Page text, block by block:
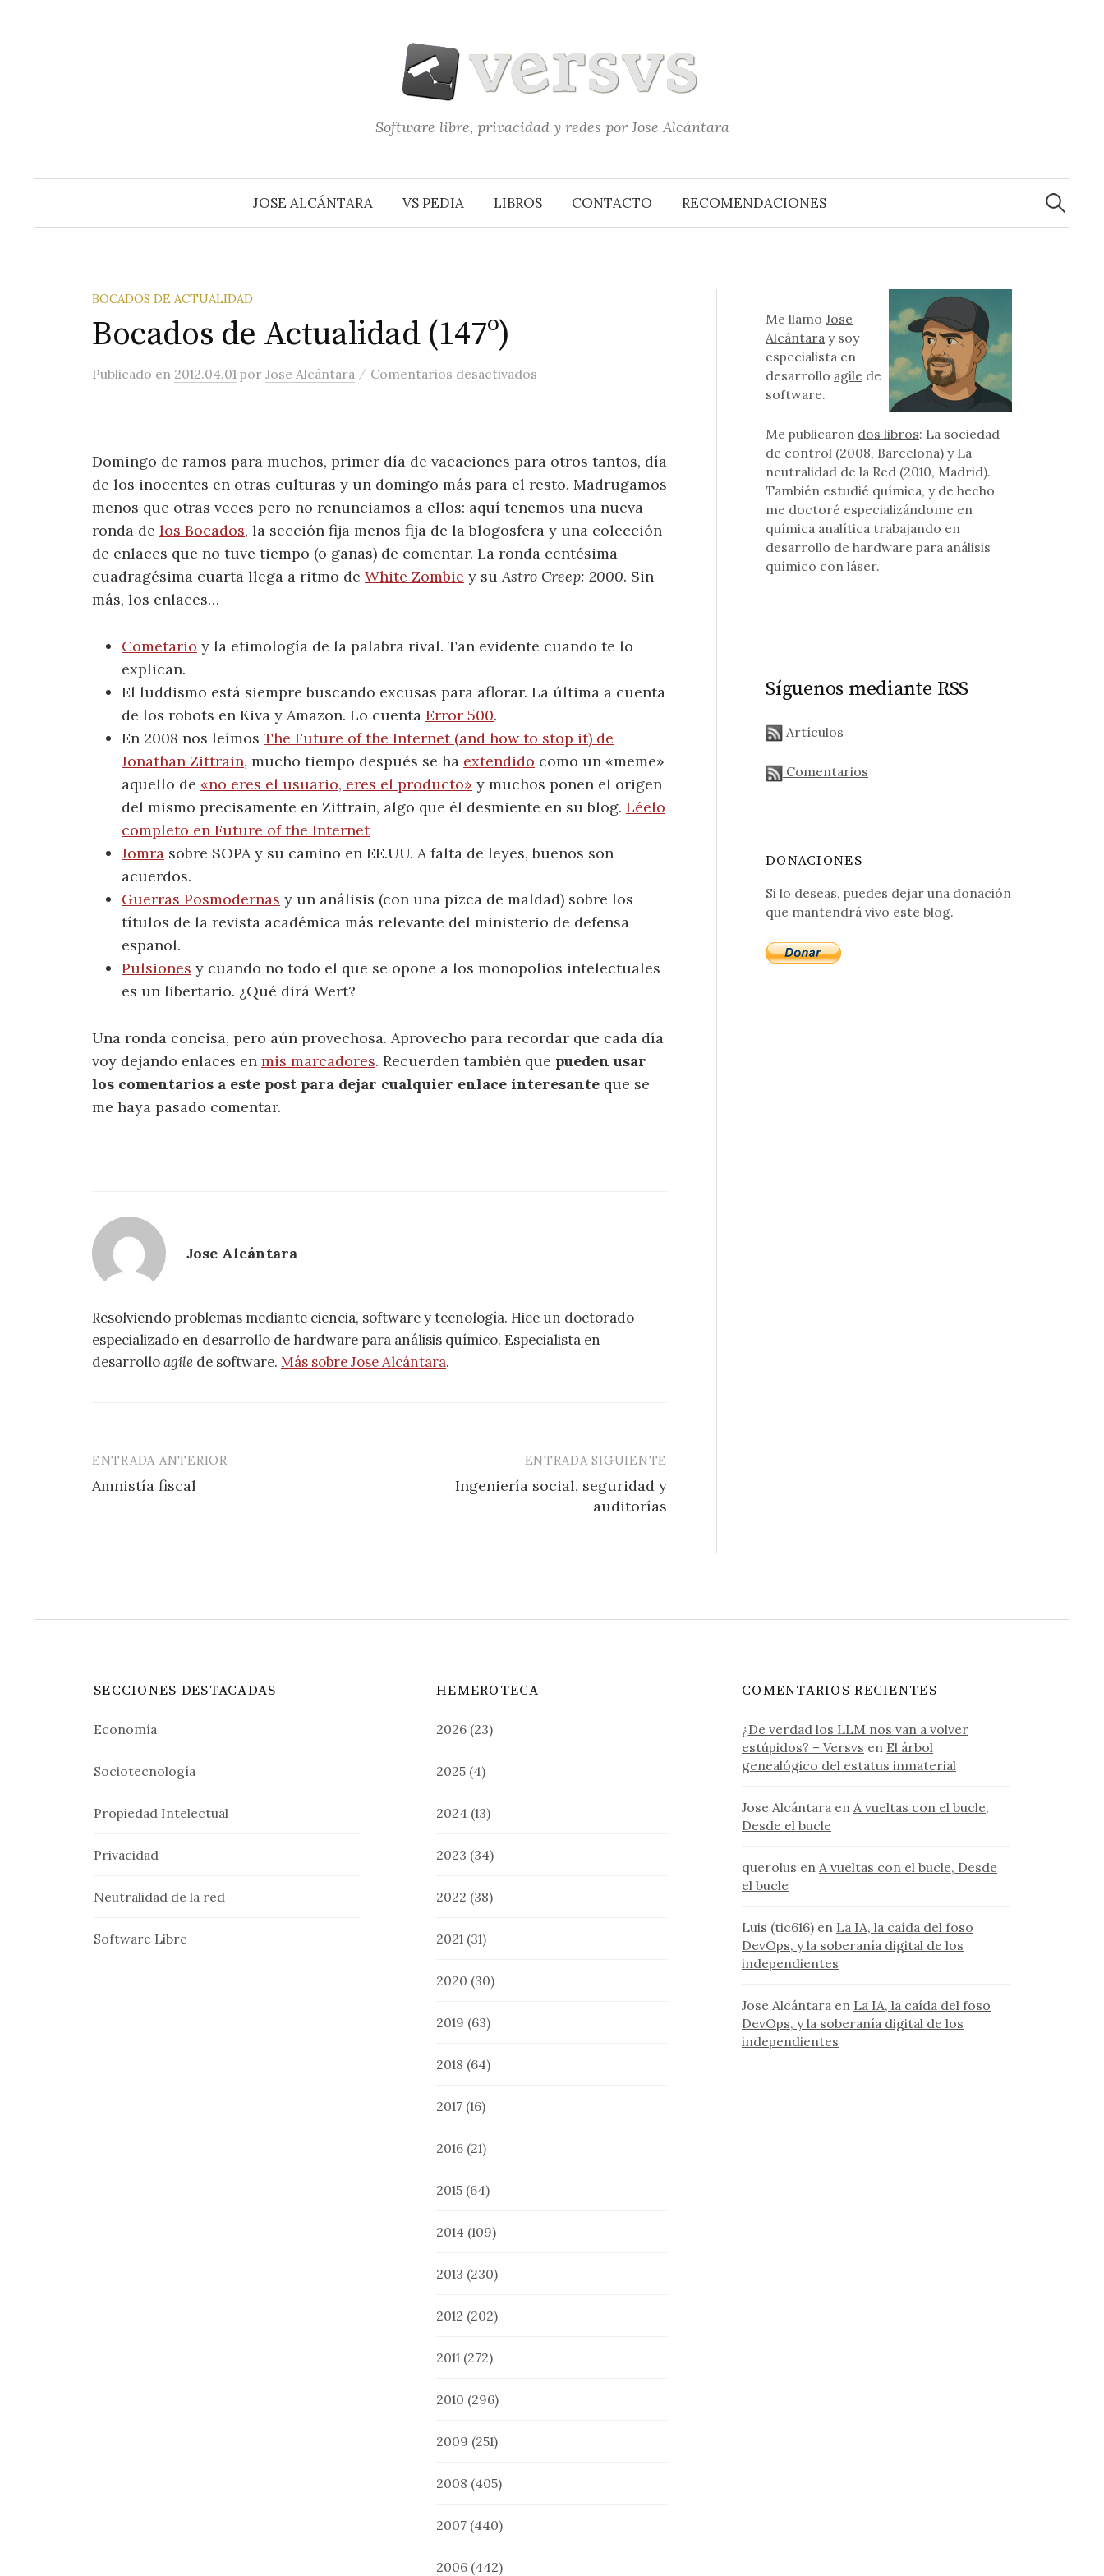
Software libre, privacidad y redes por Jose Alcántara
JOSE ALCÁNTARA VS PEDIA LIBROS CONTACTO RECOMENDACIONES
Buscar:
BOCADOS DE ACTUALIDAD
Bocados de Actualidad (147º)
Publicado en 2012.04.01 por Jose Alcántara / Comentarios desactivados
Domingo de ramos para muchos, primer día de vacaciones para otros tantos, día
de los inocentes en otras culturas y un domingo más para el resto. Madrugamos
menos que otras veces pero no renunciamos a ellos: aquí tenemos una nueva
ronda de los Bocados, la sección fija menos fija de la blogosfera y una colección
de enlaces que no tuve tiempo (o ganas) de comentar. La ronda centésima
cuadragésima cuarta llega a ritmo de White Zombie y suAstro Creep: 2000. Sin
más, los enlaces…
Cometario y la etimología de la palabra rival. Tan evidente cuando te lo
explican.
El luddismo está siempre buscando excusas para aflorar. La última a cuenta
de los robots en Kiva y Amazon. Lo cuenta Error 500.
En 2008 nos leímos The Future of the Internet (and how to stop it) de
Jonathan Zittrain, mucho tiempo después se ha extendido como un «meme»
aquello de «no eres el usuario, eres el producto» y muchos ponen el origen
del mismo precisamente en Zittrain, algo que él desmiente en su blog. Léelo
completo en Future of the Internet
Jomra sobre SOPA y su camino en EE.UU. A falta de leyes, buenos son
acuerdos.
Guerras Posmodernas y un análisis (con una pizca de maldad) sobre los
títulos de la revista académica más relevante del ministerio de defensa
español.
Pulsiones y cuando no todo el que se opone a los monopolios intelectuales
es un libertario. ¿Qué dirá Wert?
Una ronda concisa, pero aún provechosa. Aprovecho para recordar que cada día
voy dejando enlaces en mis marcadores. Recuerden también que pueden usar
los comentarios a este post para dejar cualquier enlace interesante que se
me haya pasado comentar.
Jose Alcántara
Resolviendo problemas mediante ciencia, software y tecnología. Hice un doctorado
especializado en desarrollo de hardware para análisis químico. Especialista en
desarrolloagile de software. Más sobre Jose Alcántara.
Navegación
de
ENTRADA ANTERIOR
Amnistía fiscal
ENTRADA SIGUIENTE
Ingeniería social, seguridad y
auditorías
Me llamoJose
Alcántara y soy
especialista en
desarrollo agile de
software.
Me publicaron dos libros: La sociedad
de control (2008, Barcelona) y La
neutralidad de la Red (2010, Madrid).
También estudié química, y de hecho
me doctoré especializándome en
química analítica trabajando en
desarrollo de hardware para análisis
químico con láser.
Síguenos mediante RSS
Artículos
Comentarios
DONACIONES
Si lo deseas, puedes dejar una donación
que mantendrá vivo este blog.
SECCIONES DESTACADAS
Economía
Sociotecnología
Propiedad Intelectual
Privacidad
Neutralidad de la red
Software Libre
HEMEROTECA
2026 (23)
2025 (4)
2024 (13)
2023 (34)
2022 (38)
2021 (31)
2020 (30)
2019 (63)
2018 (64)
2017 (16)
2016 (21)
2015 (64)
2014 (109)
2013 (230)
2012 (202)
2011 (272)
2010 (296)
2009 (251)
2008 (405)
2007 (440)
2006 (442)
COMENTARIOS RECIENTES
¿De verdad los LLM nos van a volver
estúpidos? – Versvs en El árbol
genealógico del estatus inmaterial
Jose Alcántara en A vueltas con el bucle,
Desde el bucle
querolus en A vueltas con el bucle, Desde
el bucle
Luis (tic616) en La IA, la caída del foso
DevOps, y la soberanía digital de los
independientes
Jose Alcántara en La IA, la caída del foso
DevOps, y la soberanía digital de los
independientes